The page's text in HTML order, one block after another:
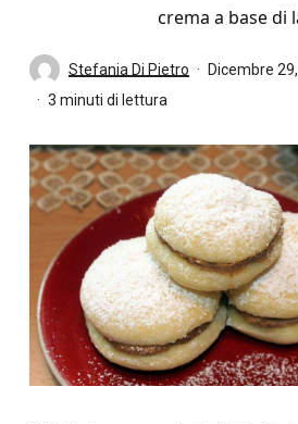
crema a base di
Stefania Di Pietro
Dicembre
3 minuti di lettura